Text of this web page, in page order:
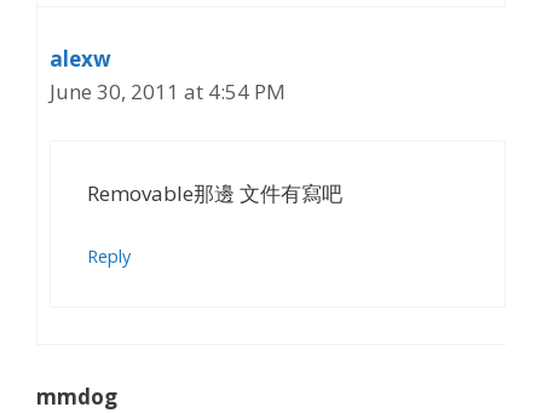
alexw
June 30, 2011 at 4:54 PM
Removable那邊 文件有寫吧
Reply
mmdog